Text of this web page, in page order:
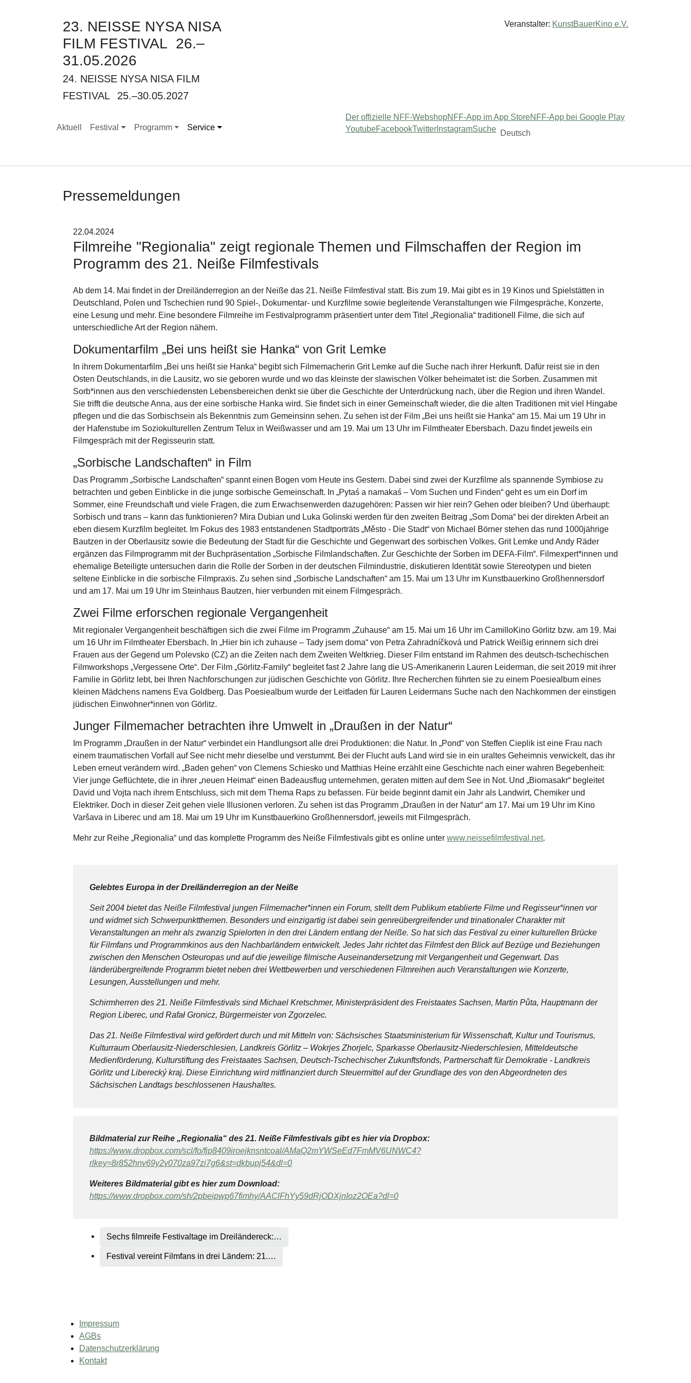
23. NEISSE NYSA NISA
FILM FESTIVAL 26.–
31.05.2026
24. NEISSE NYSA NISA FILM
FESTIVAL
25.–30.05.2027
Veranstalter: KunstBauerKino e.V.
Aktuell Festival
Submenu for "Festival"
Programm
Submenu for "Programm"
Service
Submenu for "Service"
Der offizielle NFF-WebshopNFF-App im App StoreNFF-App bei Google Play
YoutubeFacebookTwitter InstagramSuche Deutsch
Pressemeldungen
22.04.2024
Filmreihe "Regionalia" zeigt regionale Themen und Filmschaffen der Region im
Programm des 21. Neiße Filmfestivals
Ab dem 14. Mai findet in der Dreiländerregion an der Neiße das 21. Neiße Filmfestival statt. Bis zum 19. Mai gibt es in 19 Kinos und Spielstätten in
Deutschland, Polen und Tschechien rund 90 Spiel-, Dokumentar- und Kurzfilme sowie begleitende Veranstaltungen wie Filmgespräche, Konzerte,
eine Lesung und mehr. Eine besondere Filmreihe im Festivalprogramm präsentiert unter dem Titel „Regionalia“ traditionell Filme, die sich auf
unterschiedliche Art der Region nähern.
Dokumentarfilm „Bei uns heißt sie Hanka“ von Grit Lemke
In ihrem Dokumentarfilm „Bei uns heißt sie Hanka“ begibt sich Filmemacherin Grit Lemke auf die Suche nach ihrer Herkunft. Dafür reist sie in den
Osten Deutschlands, in die Lausitz, wo sie geboren wurde und wo das kleinste der slawischen Völker beheimatet ist: die Sorben. Zusammen mit
Sorb*innen aus den verschiedensten Lebensbereichen denkt sie über die Geschichte der Unterdrückung nach, über die Region und ihren Wandel.
Sie trifft die deutsche Anna, aus der eine sorbische Hanka wird. Sie findet sich in einer Gemeinschaft wieder, die die alten Traditionen mit viel Hingabe
pflegen und die das Sorbischsein als Bekenntnis zum Gemeinsinn sehen. Zu sehen ist der Film „Bei uns heißt sie Hanka“ am 15. Mai um 19 Uhr in
der Hafenstube im Soziokulturellen Zentrum Telux in Weißwasser und am 19. Mai um 13 Uhr im Filmtheater Ebersbach. Dazu findet jeweils ein
Filmgespräch mit der Regisseurin statt.
„Sorbische Landschaften“ in Film
Das Programm „Sorbische Landschaften“ spannt einen Bogen vom Heute ins Gestern. Dabei sind zwei der Kurzfilme als spannende Symbiose zu
betrachten und geben Einblicke in die junge sorbische Gemeinschaft. In „Pytaś a namakaś – Vom Suchen und Finden“ geht es um ein Dorf im
Sommer, eine Freundschaft und viele Fragen, die zum Erwachsenwerden dazugehören: Passen wir hier rein? Gehen oder bleiben? Und überhaupt:
Sorbisch und trans – kann das funktionieren? Mira Dubian und Luka Golinski werden für den zweiten Beitrag „Som Doma“ bei der direkten Arbeit an
eben diesem Kurzfilm begleitet. Im Fokus des 1983 entstandenen Stadtporträts „Město - Die Stadt“ von Michael Börner stehen das rund 1000jährige
Bautzen in der Oberlausitz sowie die Bedeutung der Stadt für die Geschichte und Gegenwart des sorbischen Volkes. Grit Lemke und Andy Räder
ergänzen das Filmprogramm mit der Buchpräsentation „Sorbische Filmlandschaften. Zur Geschichte der Sorben im DEFA-Film“. Filmexpert*innen und
ehemalige Beteiligte untersuchen darin die Rolle der Sorben in der deutschen Filmindustrie, diskutieren Identität sowie Stereotypen und bieten
seltene Einblicke in die sorbische Filmpraxis. Zu sehen sind „Sorbische Landschaften“ am 15. Mai um 13 Uhr im Kunstbauerkino Großhennersdorf
und am 17. Mai um 19 Uhr im Steinhaus Bautzen, hier verbunden mit einem Filmgespräch.
Zwei Filme erforschen regionale Vergangenheit
Mit regionaler Vergangenheit beschäftigen sich die zwei Filme im Programm „Zuhause“ am 15. Mai um 16 Uhr im CamilloKino Görlitz bzw. am 19. Mai
um 16 Uhr im Filmtheater Ebersbach. In „Hier bin ich zuhause – Tady jsem doma“ von Petra Zahradníčková und Patrick Weißig erinnern sich drei
Frauen aus der Gegend um Polevsko (CZ) an die Zeiten nach dem Zweiten Weltkrieg. Dieser Film entstand im Rahmen des deutsch-tschechischen
Filmworkshops „Vergessene Orte“. Der Film „Görlitz-Family“ begleitet fast 2 Jahre lang die US-Amerikanerin Lauren Leiderman, die seit 2019 mit ihrer
Familie in Görlitz lebt, bei Ihren Nachforschungen zur jüdischen Geschichte von Görlitz. Ihre Recherchen führten sie zu einem Poesiealbum eines
kleinen Mädchens namens Eva Goldberg. Das Poesiealbum wurde der Leitfaden für Lauren Leidermans Suche nach den Nachkommen der einstigen
jüdischen Einwohner*innen von Görlitz.
Junger Filmemacher betrachten ihre Umwelt in „Draußen in der Natur“
Im Programm „Draußen in der Natur“ verbindet ein Handlungsort alle drei Produktionen: die Natur. In „Pond“ von Steffen Cieplik ist eine Frau nach
einem traumatischen Vorfall auf See nicht mehr dieselbe und verstummt. Bei der Flucht aufs Land wird sie in ein uraltes Geheimnis verwickelt, das ihr
Leben erneut verändern wird. „Baden gehen“ von Clemens Schiesko und Matthias Heine erzählt eine Geschichte nach einer wahren Begebenheit:
Vier junge Geflüchtete, die in ihrer „neuen Heimat“ einen Badeausflug unternehmen, geraten mitten auf dem See in Not. Und „Biomasakr“ begleitet
David und Vojta nach ihrem Entschluss, sich mit dem Thema Raps zu befassen. Für beide beginnt damit ein Jahr als Landwirt, Chemiker und
Elektriker. Doch in dieser Zeit gehen viele Illusionen verloren. Zu sehen ist das Programm „Draußen in der Natur“ am 17. Mai um 19 Uhr im Kino
Varšava in Liberec und am 18. Mai um 19 Uhr im Kunstbauerkino Großhennersdorf, jeweils mit Filmgespräch.
Mehr zur Reihe „Regionalia“ und das komplette Programm des Neiße Filmfestivals gibt es online unter www.neissefilmfestival.net.
Gelebtes Europa in der Dreiländerregion an der Neiße
Seit 2004 bietet das Neiße Filmfestival jungen Filmemacher*innen ein Forum, stellt dem Publikum etablierte Filme und Regisseur*innen vor
und widmet sich Schwerpunktthemen. Besonders und einzigartig ist dabei sein genreübergreifender und trinationaler Charakter mit
Veranstaltungen an mehr als zwanzig Spielorten in den drei Ländern entlang der Neiße. So hat sich das Festival zu einer kulturellen Brücke
für Filmfans und Programmkinos aus den Nachbarländern entwickelt. Jedes Jahr richtet das Filmfest den Blick auf Bezüge und Beziehungen
zwischen den Menschen Osteuropas und auf die jeweilige filmische Auseinandersetzung mit Vergangenheit und Gegenwart. Das
länderübergreifende Programm bietet neben drei Wettbewerben und verschiedenen Filmreihen auch Veranstaltungen wie Konzerte,
Lesungen, Ausstellungen und mehr.
Schirmherren des 21. Neiße Filmfestivals sind Michael Kretschmer, Ministerpräsident des Freistaates Sachsen, Martin Půta, Hauptmann der
Region Liberec, und Rafał Gronicz, Bürgermeister von Zgorzelec.
Das 21. Neiße Filmfestival wird gefördert durch und mit Mitteln von: Sächsisches Staatsministerium für Wissenschaft, Kultur und Tourismus,
Kulturraum Oberlausitz-Niederschlesien, Landkreis Görlitz – Wokrjes Zhorjelc, Sparkasse Oberlausitz-Niederschlesien, Mitteldeutsche
Medienförderung, Kulturstiftung des Freistaates Sachsen, Deutsch-Tschechischer Zukunftsfonds, Partnerschaft für Demokratie - Landkreis
Görlitz und Liberecký kraj. Diese Einrichtung wird mitfinanziert durch Steuermittel auf der Grundlage des von den Abgeordneten des
Sächsischen Landtags beschlossenen Haushaltes.
Bildmaterial zur Reihe „Regionalia“ des 21. Neiße Filmfestivals gibt es hier via Dropbox:
https://www.dropbox.com/scl/fo/fjp8409iroejknsntcoal/AMaQ2mYWSeEd7FmMV6UNWC4?
rlkey=8r852hnv69y2v070za97zi7g6&st=dkbupj54&dl=0
Weiteres Bildmaterial gibt es hier zum Download:
https://www.dropbox.com/sh/2pbeipwp67fimhy/AAClFhYy59dRjODXjnIoz2OEa?dl=0
Sechs filmreife Festivaltage im Dreiländereck:…
Festival vereint Filmfans in drei Ländern: 21.…
Impressum
AGBs
Datenschutzerklärung
Kontakt